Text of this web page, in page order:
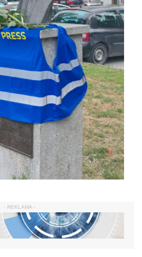
- REKLAMA -